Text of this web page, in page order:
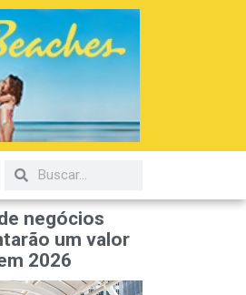
negócios
um valor
2026